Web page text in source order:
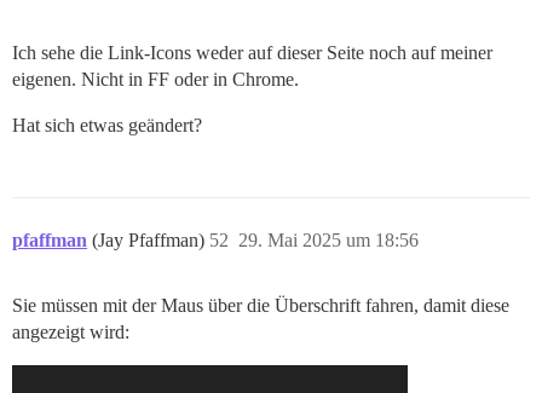
Ich sehe die Link-Icons weder auf dieser Seite noch auf meiner
eigenen. Nicht in FF oder in Chrome.
Hat sich etwas geändert?
pfaffman (Jay Pfaffman) 29. Mai 2025 um 18:56
52
Sie müssen mit der Maus über die Überschrift fahren, damit diese
angezeigt wird: